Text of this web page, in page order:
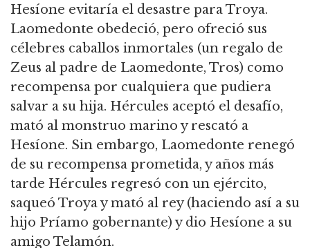
Hesíone evitaría el desastre para Troya.
Laomedonte obedeció, pero ofreció sus
célebres caballos inmortales (un regalo de
Zeus al padre de Laomedonte, Tros) como
recompensa por cualquiera que pudiera
salvar a su hija. Hércules aceptó el desafío,
mató al monstruo marino y rescató a
Hesíone. Sin embargo, Laomedonte renegó
de su recompensa prometida, y años más
tarde Hércules regresó con un ejército,
saqueó Troya y mató al rey (haciendo así a su
hijo Príamo gobernante) y dio Hesíone a su
amigo Telamón.